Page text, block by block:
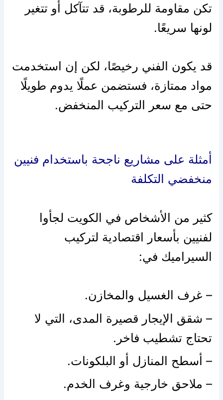
تكن مقاومة للرطوبة، قد تتآكل أو تتغير
لونها سريعًا.
قد يكون الفني رخيصًا، لكن إن استخدمت
مواد ممتازة، فستضمن عملًا يدوم طويلًا
حتى مع سعر التركيب المنخفض.
أمثلة على مشاريع ناجحة باستخدام فنيين
منخفضي التكلفة
كثير من الأشخاص في الكويت لجأوا
لفنيين بأسعار اقتصادية لتركيب
السيراميك في:
– غرف الغسيل والمخازن.
– شقق الإيجار قصيرة المدى، التي لا
تحتاج تشطيب فاخر.
– أسطح المنازل أو البلكونات.
– ملاحق خارجية وغرف الخدم.